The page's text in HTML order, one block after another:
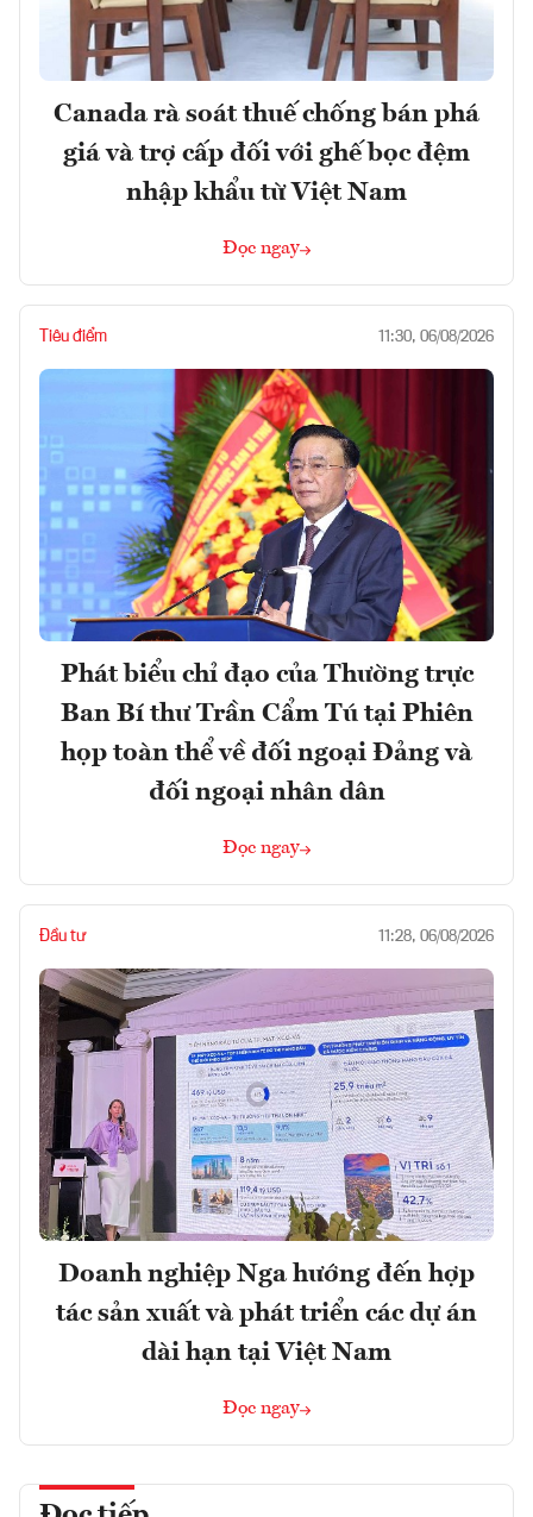
Canada rà soát thuế chống bán phá
giá và trợ cấp đối với ghế bọc đệm
nhập khẩu từ Việt Nam
Đọc ngay
Tiêu điểm 11:30, 06/08/2026
Phát biểu chỉ đạo của Thường trực
Ban Bí thư Trần Cẩm Tú tại Phiên
họp toàn thể về đối ngoại Đảng và
đối ngoại nhân dân
Đọc ngay
Đầu tư 11:28, 06/08/2026
Doanh nghiệp Nga hướng đến hợp
tác sản xuất và phát triển các dự án
dài hạn tại Việt Nam
Đọc ngay